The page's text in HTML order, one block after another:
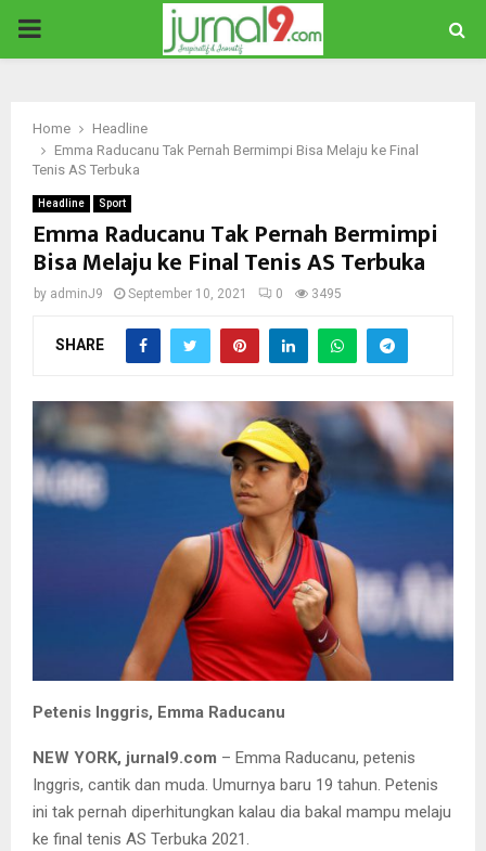
PRIMARY
Home
Headline
Emma Raducanu Tak Pernah Bermimpi Bisa Melaju ke Final
Tenis AS Terbuka
Headline Sport
Emma Raducanu Tak Pernah Bermimpi
Bisa Melaju ke Final Tenis AS Terbuka
by adminJ9 September 10, 2021 0 3495
SHARE
Petenis Inggris, Emma Raducanu
NEW YORK, jurnal9.com – Emma Raducanu, petenis
Inggris, cantik dan muda. Umurnya baru 19 tahun. Petenis
ini tak pernah diperhitungkan kalau dia bakal mampu melaju
ke final tenis AS Terbuka 2021.